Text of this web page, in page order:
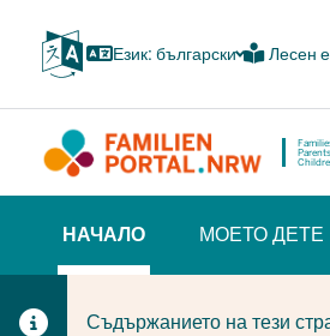
main
Език: български Лесен
(BÜRGERBEREICH)
НАЧАЛО
МОЕТО ДЕТЕ
Съдържанието на тези